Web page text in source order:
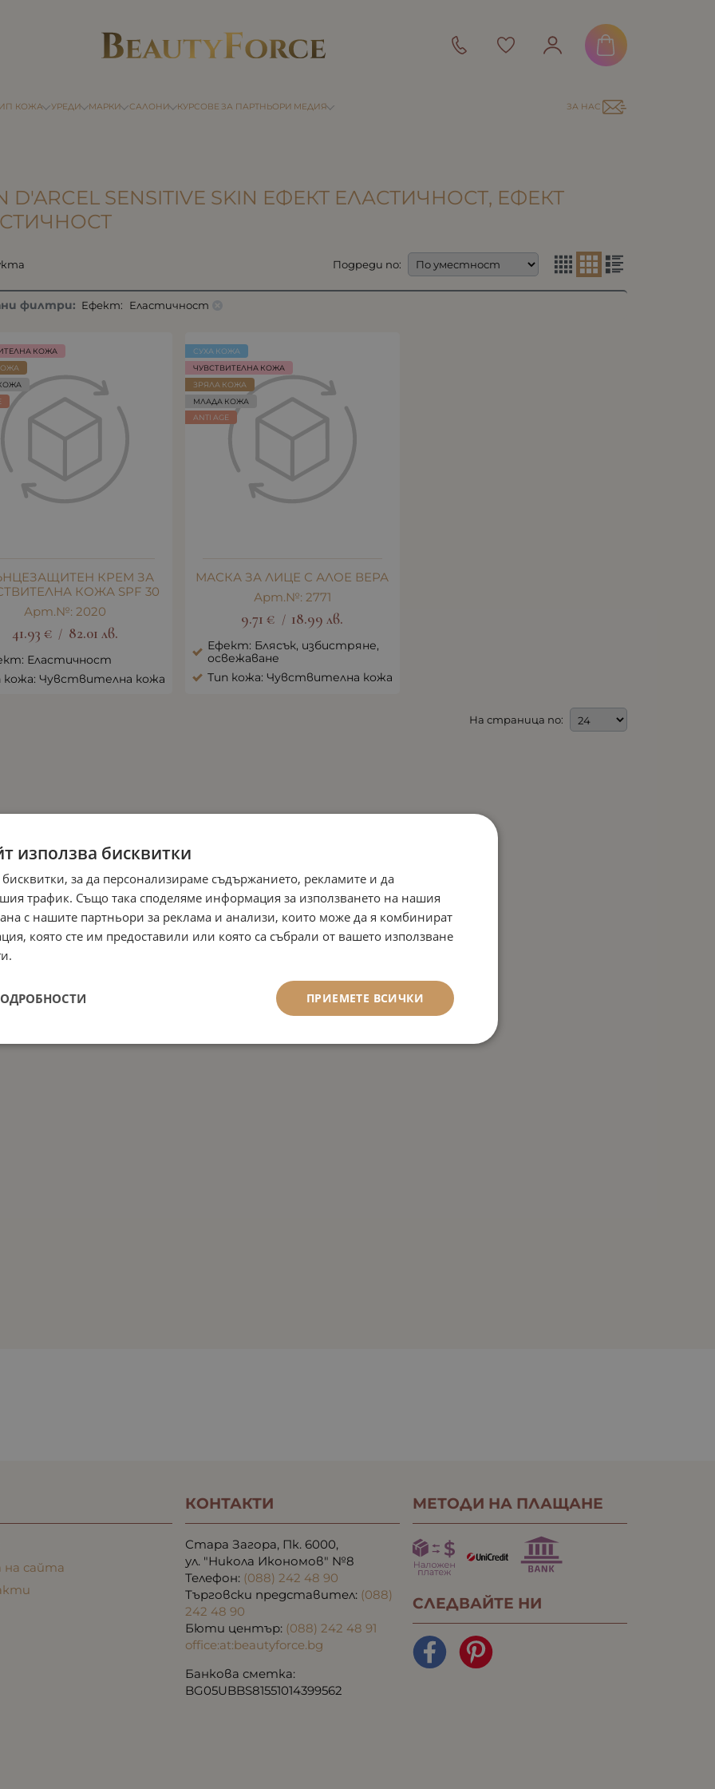
КОЖА УРЕДИ МАРКИ САЛОНИ КУРСОВЕ ЗА ПАРТНЬОРИ МЕДИЯ ЗА НАС
D'ARCEL SENSITIVE SKIN ЕФЕКТ ЕЛАСТИЧНОСТ, ЕФЕКТ
Подреди по:
филтри: Ефект: Еластичност
КРЕМ ЗА
КОЖА SPF 30
Арт.№: 2020
41.93 € / 82.01 лв.
Еластичност
кожа: Чувствителна кожа
КОЖА
МАСКА ЗА ЛИЦЕ С АЛОЕ ВЕРА
Арт.№: 2771
9.71 € / 18.99 лв.
Ефект: Блясък, избистряне,
освежаване
Тип кожа: Чувствителна кожа
СУХА КОЖА
ЧУВСТВИТЕЛНА КОЖА
ЗРЯЛА КОЖА
МЛАДА КОЖА
ANTI AGE
На страница по:
на сайта
КОНТАКТИ
Стара Загора, Пк. 6000,
ул. "Никола Икономов" №8
Телефон: (088) 242 48 90
Търговски представител: (088)
242 48 90
Бюти център: (088) 242 48 91
office:at:beautyforce.bg
Банкова сметка:
BG05UBBS81551014399562
МЕТОДИ НА ПЛАЩАНЕ
СЛЕДВАЙТЕ НИ
използва бисквитки
за да персонализираме съдържанието, рекламите и да
трафик. Също така споделяме информация за използването на нашия
с нашите партньори за реклама и анализи, които може да я комбинират
която сте им предоставили или която са събрали от вашето използване
ПРИЕМЕТЕ ВСИЧКИ